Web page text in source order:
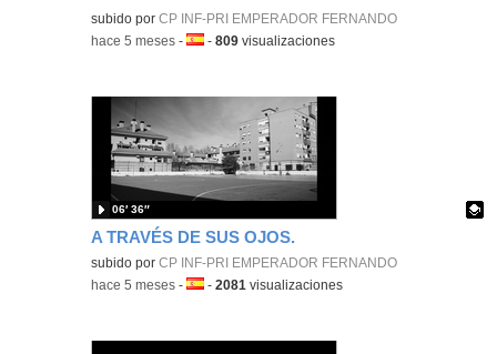
Contenido educativo.
subido porCP INF-PRI EMPERADOR FERNANDO
-hace 5 meses -Idioma:
-809 visualizaciones
A TRAVÉS DE SUS OJOS.
Contenido educativo.
subido porCP INF-PRI EMPERADOR FERNANDO
06′ 36″
-hace 5 meses -Idioma:
-2081 visualizaciones